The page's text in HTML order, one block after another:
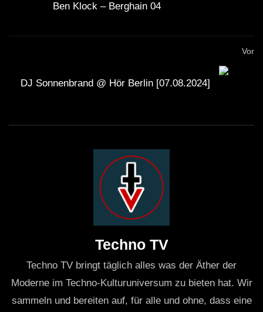
Ben Klock – Berghain 04
Vor
DJ Sonnenbrand @ Hör Berlin [07.08.2024]
Techno TV
Techno TV bringt täglich alles was der Äther der
Moderne im Techno-Kulturuniversum zu bieten hat. Wir
sammeln und bereiten auf, für alle und ohne, dass eine